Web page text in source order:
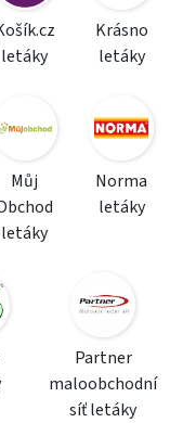
letáky
Krásno
letáky
Můj
letáky
Norma
letáky
Partner
maloobchodní
síť letáky